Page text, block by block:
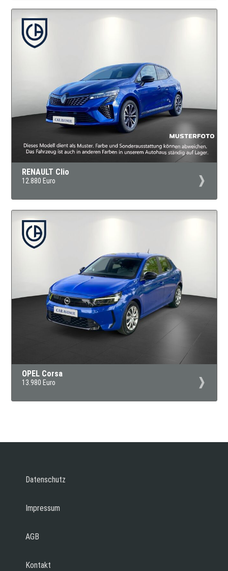
RENAULT Clio
12.880 Euro
OPEL Corsa
13.980 Euro
Datenschutz
Impressum
AGB
Kontakt